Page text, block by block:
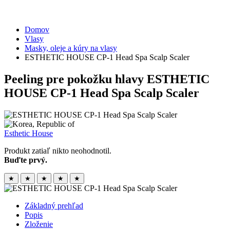
Domov
Vlasy
Masky, oleje a kúry na vlasy
ESTHETIC HOUSE CP-1 Head Spa Scalp Scaler
Peeling pre pokožku hlavy ESTHETIC
HOUSE CP-1 Head Spa Scalp Scaler
Esthetic House
Produkt zatiaľ nikto neohodnotil.
Buďte prvý.
★ ★ ★ ★ ★
Základný prehľad
Popis
Zloženie